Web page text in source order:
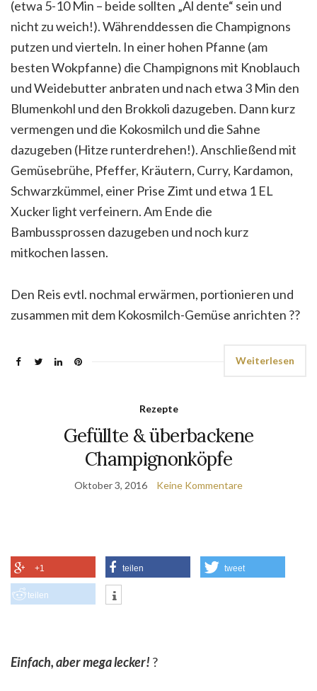
(etwa 5-10 Min – beide sollten „Al dente“ sein und
nicht zu weich!). Währenddessen die Champignons
putzen und vierteln. In einer hohen Pfanne (am
besten Wokpfanne) die Champignons mit Knoblauch
und Weidebutter anbraten und nach etwa 3 Min den
Blumenkohl und den Brokkoli dazugeben. Dann kurz
vermengen und die Kokosmilch und die Sahne
dazugeben (Hitze runterdrehen!). Anschließend mit
Gemüsebrühe, Pfeffer, Kräutern, Curry, Kardamon,
Schwarzkümmel, einer Prise Zimt und etwa 1 EL
Xucker light verfeinern. Am Ende die
Bambussprossen dazugeben und noch kurz
mitkochen lassen.
Den Reis evtl. nochmal erwärmen, portionieren und
zusammen mit dem Kokosmilch-Gemüse anrichten ??
Weiterlesen
Rezepte
Gefüllte & überbackene
Champignonköpfe
Oktober 3, 2016 Keine Kommentare
+1 teilen tweet
teilen
Einfach, aber mega lecker! ?